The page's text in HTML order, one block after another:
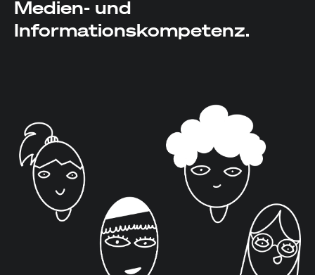
Medien- und
Informationskompetenz.